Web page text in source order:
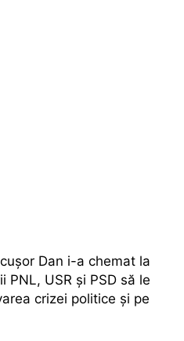
Dan i-a chemat la
PNL, USR și PSD să le
crizei politice și pe